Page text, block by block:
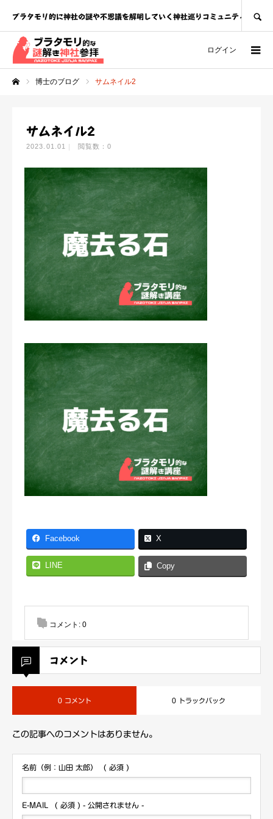
ブラタモリ的に神社の謎や不思議を解明していく神社巡りコミュニティ
ログイン
博士のブログ サムネイル2
サムネイル2
2023.01.01 閲覧数：0
Facebook X
LINE Copy
コメント: 0
コメント
0 コメント 0 トラックバック
この記事へのコメントはありません。
名前（例：山田 太郎） ( 必須 )
E-MAIL ( 必須 ) - 公開されません -